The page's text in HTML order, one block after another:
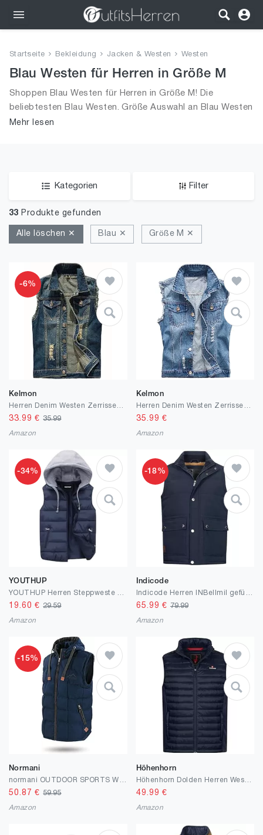
Bekleidung
Wäsche
Schuhe
Startseite Bekleidung Jacken & Westen Westen
Blau Westen für Herren in Größe M
Shoppen Blau Westen für Herren in Größe M! Die
beliebtesten Blau Westen. Größe Auswahl an Blau Westen
in Größe M und alle Trends aus 2026 für Männer!
Mehr lesen
Kategorien Filter
33 Produkte gefunden
Alle löschen ✕ Blau ✕ Größe M ✕
-6%
Kelmon
33.99 €35.99
Amazon
Kelmon
35.99 €
Amazon
-34%
YOUTHUP
19.60 €29.59
Amazon
-18%
Indicode
65.99 € 79.99
Amazon
-15%
Normani
50.87 €59.95
Amazon
Höhenhorn
49.99 €
Amazon